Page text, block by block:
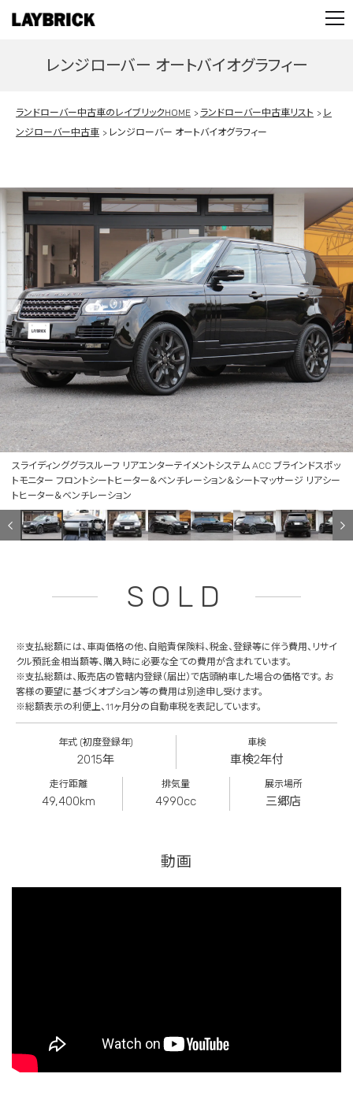
CONTACT
レンジローバー オートバイオグラフィー
ランドローバー中古車のレイブリックHOME ランドローバー中古車リスト
レ
ンジローバー中古車
レンジローバー オートバイオグラフィー
スライディンググラスルーフ リアエンターテイメントシステム ACC ブラインドスポッ
トモニター フロントシートヒーター＆ベンチレーション＆シートマッサージ リアシー
トヒーター＆ベンチレーション
SOLD
※支払総額には、車両価格の他、自賠責保険料、税金、登録等に伴う費用、リサイ
クル預託金相当額等、購入時に必要な全ての費用が含まれています。
※支払総額は、販売店の管轄内登録（届出）で店頭納車した場合の価格です。 お
客様の要望に基づくオプション等の費用は別途申し受けます。
※総額表示の利便上、11ヶ月分の自動車税を表記しています。
年式 (初度登録年)
2015年
車検
車検2年付
走行距離
49,400km
排気量
4990cc
展示場所
三郷店
動画